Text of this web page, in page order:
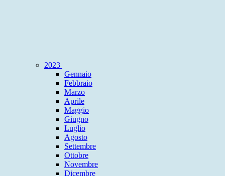
2023
Gennaio
Febbraio
Marzo
Aprile
Maggio
Giugno
Luglio
Agosto
Settembre
Ottobre
Novembre
Dicembre